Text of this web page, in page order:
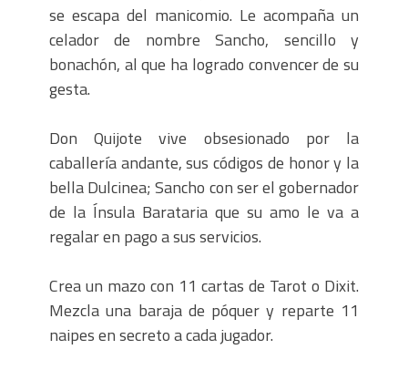
se escapa del manicomio. Le acompaña un
celador de nombre Sancho, sencillo y
bonachón, al que ha logrado convencer de su
gesta.
Don Quijote vive obsesionado por la
caballería andante, sus códigos de honor y la
bella Dulcinea; Sancho con ser el gobernador
de la Ínsula Barataria que su amo le va a
regalar en pago a sus servicios.
Crea un mazo con 11 cartas de Tarot o Dixit.
Mezcla una baraja de póquer y reparte 11
naipes en secreto a cada jugador.